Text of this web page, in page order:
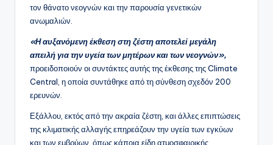
τον θάνατο νεογνών και την παρουσία γενετικών
ανωμαλιών.
«Η αυξανόμενη έκθεση στη ζέστη αποτελεί μεγάλη
απειλή για την υγεία των μητέρων και των νεογνών»,
προειδοποιούν οι συντάκτες αυτής της έκθεσης της Climate
Central, η οποία συντάθηκε από τη σύνθεση σχεδόν 200
ερευνών.
Εξάλλου, εκτός από την ακραία ζέστη, και άλλες επιπτώσεις
της κλιματικής αλλαγής επηρεάζουν την υγεία των εγκύων
και των εμβρύων, όπως κάποια είδη ατμοσφαιρικής